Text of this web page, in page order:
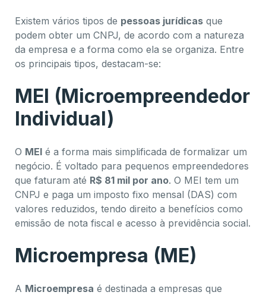
Existem vários tipos de pessoas jurídicas que
podem obter um CNPJ, de acordo com a natureza
da empresa e a forma como ela se organiza. Entre
os principais tipos, destacam-se:
MEI (Microempreendedor
Individual)
O MEI é a forma mais simplificada de formalizar um
negócio. É voltado para pequenos empreendedores
que faturam até R$ 81 mil por ano. O MEI tem um
CNPJ e paga um imposto fixo mensal (DAS) com
valores reduzidos, tendo direito a benefícios como
emissão de nota fiscal e acesso à previdência social.
Microempresa (ME)
A Microempresa é destinada a empresas que